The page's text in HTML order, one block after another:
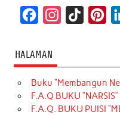
c
e
b
o
t
a
g
T
o
k
t
e
r
HALAMAN
Buku “Membangun
F.A.Q BUKU “NARSIS”
F.A.Q. BUKU PUISI